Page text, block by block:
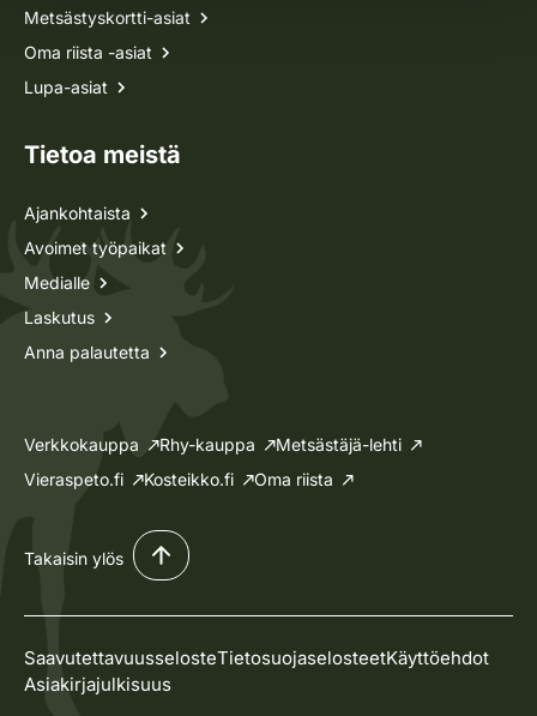
Metsästyskortti-asiat
Oma riista -asiat
Lupa-asiat
Tietoa meistä
Ajankohtaista
Avoimet työpaikat
Medialle
Laskutus
Anna palautetta
Verkkokauppa Rhy-kauppa
Metsästäjä-lehti
Vieraspeto.fi
Kosteikko.fi Oma riista
Takaisin ylös
SaavutettavuusselosteTietosuojaselosteetKäyttöehdot
Asiakirjajulkisuus